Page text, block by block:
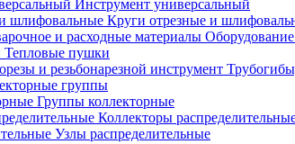
Инструмент универсальный
Круги отрезные и
Тепловые пушки
группы
Группы коллекторные
Коллекторы
Узлы распределительные